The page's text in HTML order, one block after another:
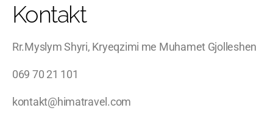
Kontakt
Rr.Myslym Shyri, Kryeqzimi me Muhamet Gjolleshen
069 70 21 101
kontakt@himatravel.com